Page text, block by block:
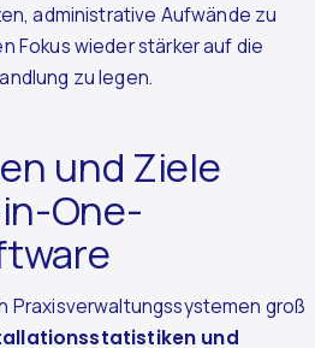
administrative Aufwände zu
Fokus wieder stärker auf die
zu legen.
und Ziele
One-
Praxisverwaltungssystemen groß
und